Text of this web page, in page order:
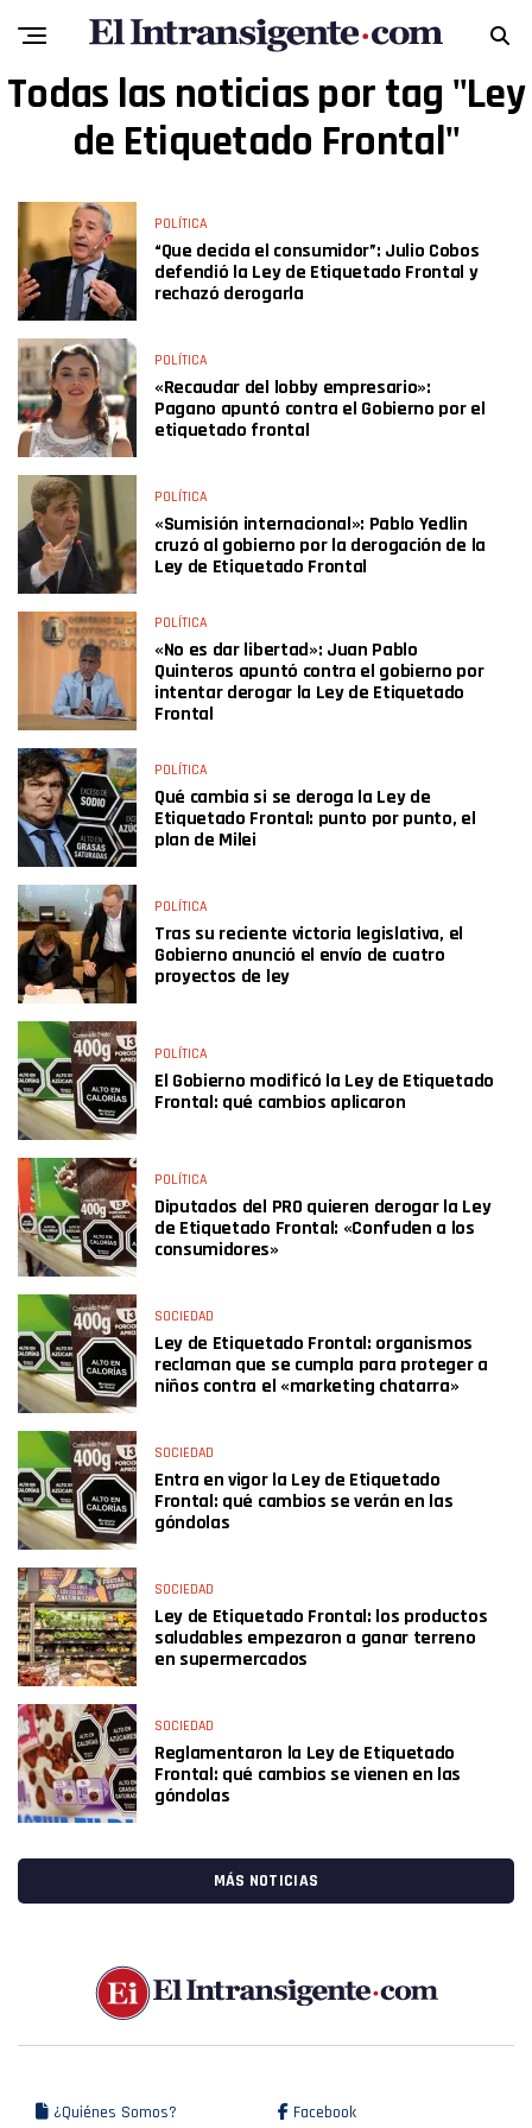
Todas las noticias por tag "Ley
de Etiquetado Frontal"
POLÍTICA
“Que decida el consumidor”: Julio Cobos
defendió la Ley de Etiquetado Frontal y
rechazó derogarla
POLÍTICA
«Recaudar del lobby empresario»:
Pagano apuntó contra el Gobierno por el
etiquetado frontal
POLÍTICA
«Sumisión internacional»: Pablo Yedlin
cruzó al gobierno por la derogación de la
Ley de Etiquetado Frontal
POLÍTICA
«No es dar libertad»: Juan Pablo
Quinteros apuntó contra el gobierno por
intentar derogar la Ley de Etiquetado
Frontal
POLÍTICA
Qué cambia si se deroga la Ley de
Etiquetado Frontal: punto por punto, el
plan de Milei
POLÍTICA
Tras su reciente victoria legislativa, el
Gobierno anunció el envío de cuatro
proyectos de ley
POLÍTICA
El Gobierno modificó la Ley de Etiquetado
Frontal: qué cambios aplicaron
POLÍTICA
Diputados del PRO quieren derogar la Ley
de Etiquetado Frontal: «Confuden a los
consumidores»
SOCIEDAD
Ley de Etiquetado Frontal: organismos
reclaman que se cumpla para proteger a
niños contra el «marketing chatarra»
SOCIEDAD
Entra en vigor la Ley de Etiquetado
Frontal: qué cambios se verán en las
góndolas
SOCIEDAD
Ley de Etiquetado Frontal: los productos
saludables empezaron a ganar terreno
en supermercados
SOCIEDAD
Reglamentaron la Ley de Etiquetado
Frontal: qué cambios se vienen en las
góndolas
MÁS NOTICIAS
¿Quiénes Somos? Facebook